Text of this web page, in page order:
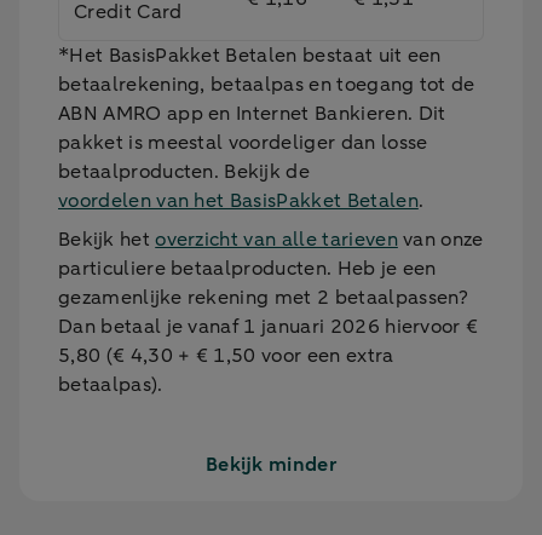
Bekijk minder
Credit Card
*Het BasisPakket Betalen bestaat uit een
betaalrekening, betaalpas en toegang tot de
ABN AMRO app en Internet Bankieren. Dit
pakket is meestal voordeliger dan losse
betaalproducten. Bekijk de
voordelen van het BasisPakket Betalen.
Bekijk hetoverzicht van alle tarievenvan onze
particuliere betaalproducten. Heb je een
gezamenlijke rekening met 2 betaalpassen?
Dan betaal je vanaf 1 januari 2026 hiervoor €
5,80 (€ 4,30 + € 1,50 voor een extra
betaalpas).